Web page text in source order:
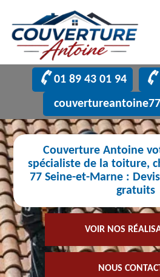
01 89 43 01 94
Couverture Antoine
spécialiste de la toiture,
77 Seine-et-Marne :
gratuits
VOIR NOS
NOUS